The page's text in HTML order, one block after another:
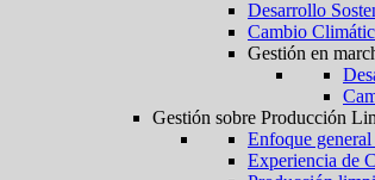
Desarrollo
Cambio
Gestión en
Gestión sobre Producción
Enfoque
Experiencia de